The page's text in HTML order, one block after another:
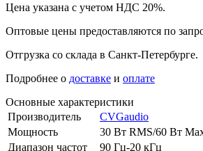
Цена указана с учетом НДС 20%.
Оптовые цены предоставляются по
Отгрузка со склада в Санкт-Петербурге.
Подробнее о доставке и оплате
Основные характеристики
Производитель
CVGaudio
Мощность
30 Вт RMS/60 Вт
Диапазон частот
90 Гц-20 кГц